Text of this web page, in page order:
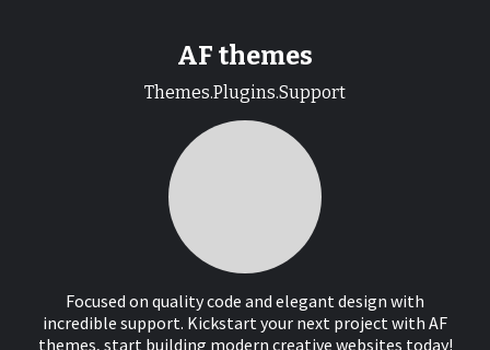
AF themes
Themes.Plugins.Support
Focused on quality code and elegant design with
incredible support. Kickstart your next project with AF
themes, start building modern creative websites today!